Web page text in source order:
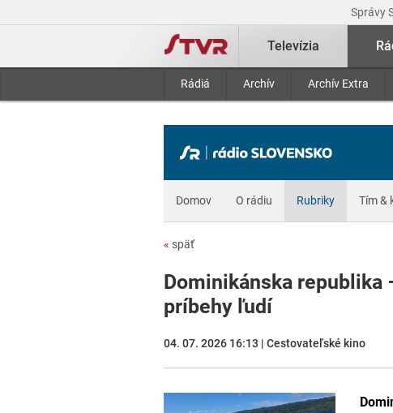
Správy
Televízia
Rádiá Archív Archív Extra
Domov O rádiu Rubriky Tím &
« späť
Dominikánska republika
príbehy ľudí
04. 07. 2026 16:13 | Cestovateľské kino